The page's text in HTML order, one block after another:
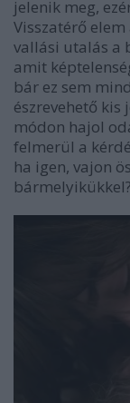
jelenik meg,
Visszatérő
vallási utalás a
amit
bár ez sem
észrevehető kis
módon hajol
felmerül a
ha igen, vajon